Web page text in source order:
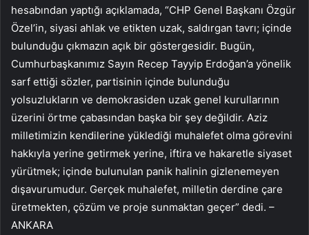
hesabından yaptığı açıklamada, “CHP Genel Başkanı Özgür
Özel’in, siyasi ahlak ve etikten uzak, saldırgan tavrı; içinde
bulunduğu çıkmazın açık bir göstergesidir. Bugün,
Cumhurbaşkanımız Sayın Recep Tayyip Erdoğan’a yönelik
sarf ettiği sözler, partisinin içinde bulunduğu
yolsuzlukların ve demokrasiden uzak genel kurullarının
üzerini örtme çabasından başka bir şey değildir. Aziz
milletimizin kendilerine yüklediği muhalefet olma görevini
hakkıyla yerine getirmek yerine, iftira ve hakaretle siyaset
yürütmek; içinde bulunulan panik halinin gizlenemeyen
dışavurumudur. Gerçek muhalefet, milletin derdine çare
üretmekten, çözüm ve proje sunmaktan geçer” dedi. –
ANKARA